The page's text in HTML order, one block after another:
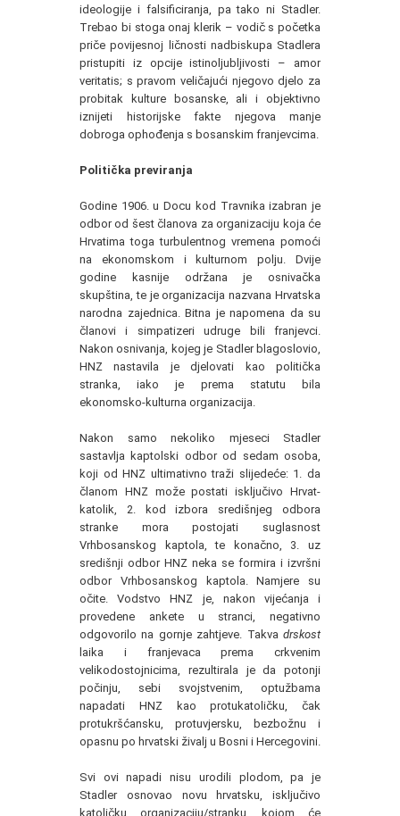
ideologije i falsificiranja, pa tako ni Stadler.
Trebao bi stoga onaj klerik – vodič s početka
priče povijesnoj ličnosti nadbiskupa Stadlera
pristupiti iz opcije istinoljubljivosti – amor
veritatis; s pravom veličajući njegovo djelo za
probitak kulture bosanske, ali i objektivno
iznijeti historijske fakte njegova manje
dobroga ophođenja s bosanskim franjevcima.
Politička previranja
Godine 1906. u Docu kod Travnika izabran je
odbor od šest članova za organizaciju koja će
Hrvatima toga turbulentnog vremena pomoći
na ekonomskom i kulturnom polju. Dvije
godine kasnije održana je osnivačka
skupština, te je organizacija nazvana Hrvatska
narodna zajednica. Bitna je napomena da su
članovi i simpatizeri udruge bili franjevci.
Nakon osnivanja, kojeg je Stadler blagoslovio,
HNZ nastavila je djelovati kao politička
stranka, iako je prema statutu bila
ekonomsko-kulturna organizacija.
Nakon samo nekoliko mjeseci Stadler
sastavlja kaptolski odbor od sedam osoba,
koji od HNZ ultimativno traži slijedeće: 1. da
članom HNZ može postati isključivo Hrvat-
katolik, 2. kod izbora središnjeg odbora
stranke mora postojati suglasnost
Vrhbosanskog kaptola, te konačno, 3. uz
središnji odbor HNZ neka se formira i izvršni
odbor Vrhbosanskog kaptola. Namjere su
očite. Vodstvo HNZ je, nakon vijećanja i
provedene ankete u stranci, negativno
odgovorilo na gornje zahtjeve. Takva drskost
laika i franjevaca prema crkvenim
velikodostojnicima, rezultirala je da potonji
počinju, sebi svojstvenim, optužbama
napadati HNZ kao protukatoličku, čak
protukršćansku, protuvjersku, bezbožnu i
opasnu po hrvatski živalj u Bosni i Hercegovini.
Svi ovi napadi nisu urodili plodom, pa je
Stadler osnovao novu hrvatsku, isključivo
katoličku organizaciju/stranku, kojom će